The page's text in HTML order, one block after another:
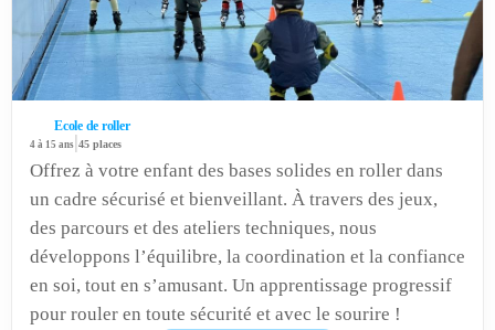
Ecole de roller
4 à 15 ans 45 places
Offrez à votre enfant des bases solides en roller dans
un cadre sécurisé et bienveillant. À travers des jeux,
des parcours et des ateliers techniques, nous
développons l’équilibre, la coordination et la confiance
en soi, tout en s’amusant. Un apprentissage progressif
pour rouler en toute sécurité et avec le sourire !